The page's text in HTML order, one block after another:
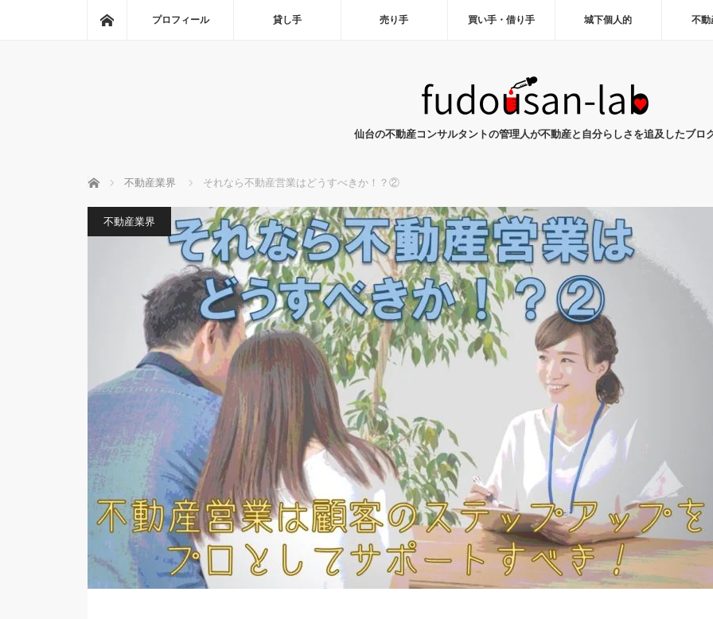
ホームプロフィール 貸し手 売り手 買い手・借り手 城下個人的 不動
仙台の不動産コンサルタントの管理人が不動産と自分らしさを追及したブロ
ホーム 不動産業界 それなら不動産営業はどうすべきか！？②
不動産業界